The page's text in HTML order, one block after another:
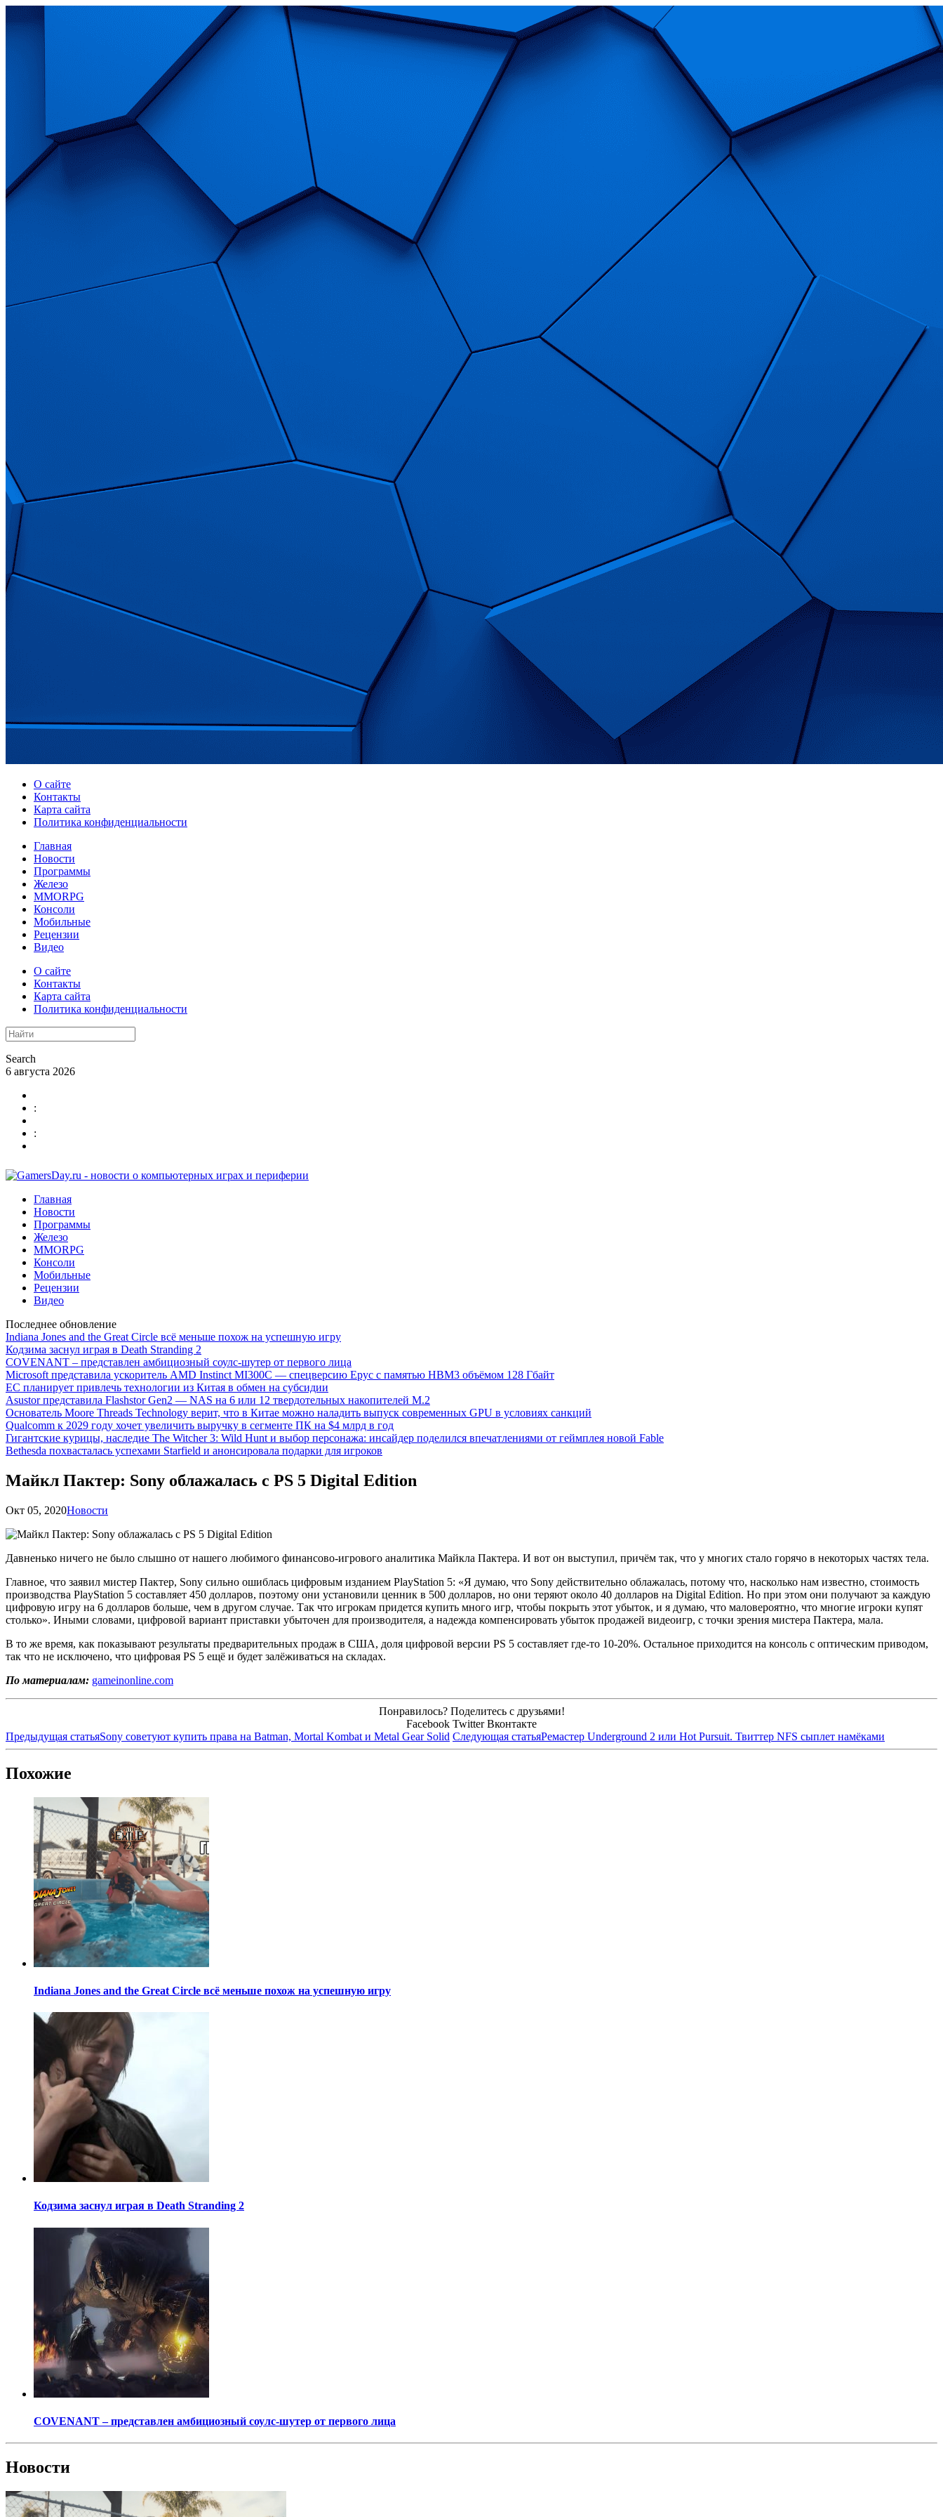
О сайте
Контакты
Карта сайта
Политика конфиденциальности
Главная
Новости
Программы
Железо
MMORPG
Консоли
Мобильные
Рецензии
Видео
О сайте
Контакты
Карта сайта
Политика конфиденциальности
Search
6 августа 2026
:
:
Главная
Новости
Программы
Железо
MMORPG
Консоли
Мобильные
Рецензии
Видео
Последнее обновление
Indiana Jones and the Great Circle всё меньше похож на успешную игру
Кодзима заснул играя в Death Stranding 2
COVENANT – представлен амбициозный соулс-шутер от первого лица
Microsoft представила ускоритель AMD Instinct MI300C — спецверсию Epyc с памятью HBM3 объёмом 128 Гбайт
ЕС планирует привлечь технологии из Китая в обмен на субсидии
Asustor представила Flashstor Gen2 — NAS на 6 или 12 твердотельных накопителей M.2
Основатель Moore Threads Technology верит, что в Китае можно наладить выпуск современных GPU в условиях санкций
Qualcomm к 2029 году хочет увеличить выручку в сегменте ПК на $4 млрд в год
Гигантские курицы, наследие The Witcher 3: Wild Hunt и выбор персонажа: инсайдер поделился впечатлениями от геймплея новой Fable
Bethesda похвасталась успехами Starfield и анонсировала подарки для игроков
Майкл Пактер: Sony облажалась с PS 5 Digital Edition
Окт 05, 2020Новости
Давненько ничего не было слышно от нашего любимого финансово-игрового аналитика Майкла Пактера. И вот он выступил, причём так, что у многих стало горячо в некоторых частях тела.
Главное, что заявил мистер Пактер, Sony сильно ошиблась цифровым изданием PlayStation 5: «Я думаю, что Sony действительно облажалась, потому что, насколько нам известно, стоимость
производства PlayStation 5 составляет 450 долларов, поэтому они установили ценник в 500 долларов, но они теряют около 40 долларов на Digital Edition. Но при этом они получают за каждую
цифровую игру на 6 долларов больше, чем в другом случае. Так что игрокам придется купить много игр, чтобы покрыть этот убыток, и я думаю, что маловероятно, что многие игроки купят
столько». Иными словами, цифровой вариант приставки убыточен для производителя, а надежда компенсировать убыток продажей видеоигр, с точки зрения мистера Пактера, мала.
В то же время, как показывают результаты предварительных продаж в США, доля цифровой версии PS 5 составляет где-то 10-20%. Остальное приходится на консоль с оптическим приводом,
так что не исключено, что цифровая PS 5 ещё и будет залёживаться на складах.
По материалам: gameinonline.com
Понравилось? Поделитесь с друзьями!
Facebook Twitter Вконтакте
Предыдущая статьяSony советуют купить права на Batman, Mortal Kombat и Metal Gear Solid Следующая статьяРемастер Underground 2 или Hot Pursuit. Твиттер NFS сыплет намёками
Похожие
Indiana Jones and the Great Circle всё меньше похож на успешную игру
Кодзима заснул играя в Death Stranding 2
COVENANT – представлен амбициозный соулс-шутер от первого лица
Новости